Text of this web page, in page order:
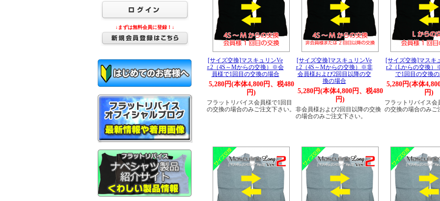
↓まずは無料会員に登録！↓
[サイズ交換]マスキュリンVe
r.2（4S～Mからの交換）※会
員様で1回目の交換の場合
5,280円(本体4,800円、税480
円)
フラットリバイス会員様で1回目
の交換の場合のみご注文下さい。
[サイズ交換]マスキュリンVe
r.2（4S～Mからの交換）※非
会員様および2回目以降の交
換の場合
5,280円(本体4,800円、税480
円)
非会員様および2回目以降の交換
の場合のみご注文下さい。
[サイズ交換]マスキ
r.2（Lからの交換
で1回目の交換
5,280円(本体
円)
フラットリバイス会
の交換の場合のみご